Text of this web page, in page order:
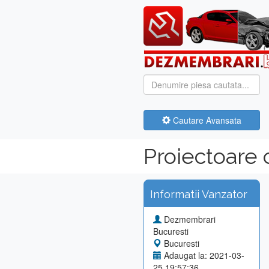
Cautare Avansata
Proiectoare
Informatii Vanzator
Dezmembrari
Bucuresti
Bucuresti
Adaugat la: 2021-03-